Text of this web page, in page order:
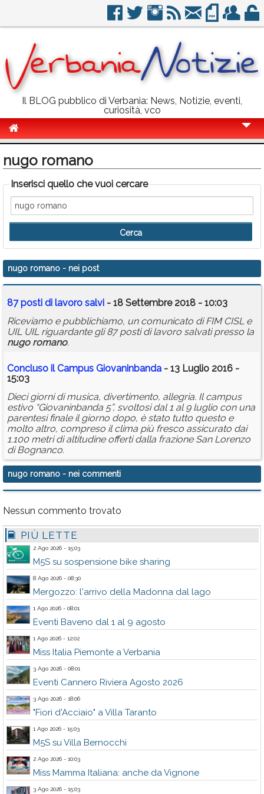
Il BLOG pubblico di Verbania: News, Notizie, eventi,
curiosità, vco
Politica
Sport
Eventi
Info Utili
Rubriche
Calendario
Annunci
nugo romano
Inserisci quello che vuoi cercare
nugo romano - nei post
87 posti di lavoro salvi - 18 Settembre 2018 - 10:03
Riceviamo e pubblichiamo, un comunicato di FIM CISL e
UIL UIL riguardante gli 87 posti di lavoro salvati presso la
nugo romano.
Concluso il Campus Giovaninbanda - 13 Luglio 2016 -
15:03
Dieci giorni di musica, divertimento, allegria. Il campus
estivo “Giovaninbanda 5”, svoltosi dal 1 al 9 luglio con una
parentesi finale il giorno dopo, è stato tutto questo e
molto altro, compreso il clima più fresco assicurato dai
1.100 metri di altitudine offerti dalla frazione San Lorenzo
di Bognanco.
nugo romano - nei commenti
Nessun commento trovato
PIÙ LETTE
2 Ago 2026 - 15:03
M5S su sospensione bike sharing
8 Ago 2026 - 08:30
Mergozzo: l'arrivo della Madonna dal lago
1 Ago 2026 - 08:01
Eventi Baveno dal 1 al 9 agosto
1 Ago 2026 - 12:02
Miss Italia Piemonte a Verbania
3 Ago 2026 - 08:01
Eventi Cannero Riviera Agosto 2026
3 Ago 2026 - 18:06
"Fiori d'Acciaio" a Villa Taranto
1 Ago 2026 - 15:03
M5S su Villa Bernocchi
2 Ago 2026 - 10:03
Miss Mamma Italiana: anche da Vignone
3 Ago 2026 - 15:03